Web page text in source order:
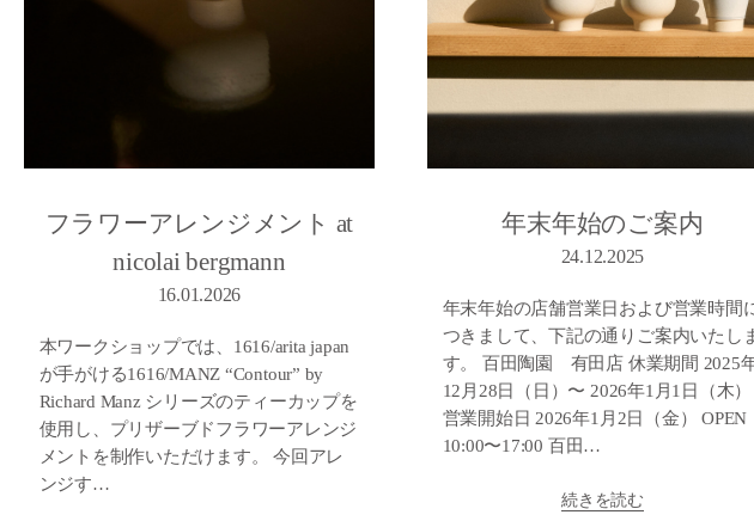
フラワーアレンジメント at
nicolai bergmann
16.01.2026
本ワークショップでは、1616/arita japan
が手がける1616/MANZ “Contour” by
Richard Manz シリーズのティーカップを
使用し、プリザーブドフラワーアレンジ
メントを制作いただけます。 今回アレ
ンジす…
年末年始のご案内
24.12.2025
年末年始の店舗営業日および営業時間
つきまして、下記の通りご案内いたし
す。 百田陶園 有田店 休業期間 2025
12月28日（日）〜 2026年1月1日（木）
営業開始日 2026年1月2日（金） OPEN
10:00〜17:00 百田…
続きを読む